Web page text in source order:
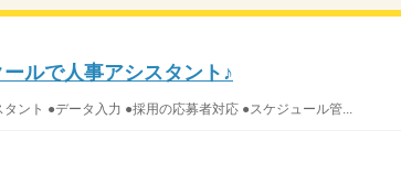
ルで人事アシスタント♪
ント ●データ入力 ●採用の応募者対応 ●スケジュール管...